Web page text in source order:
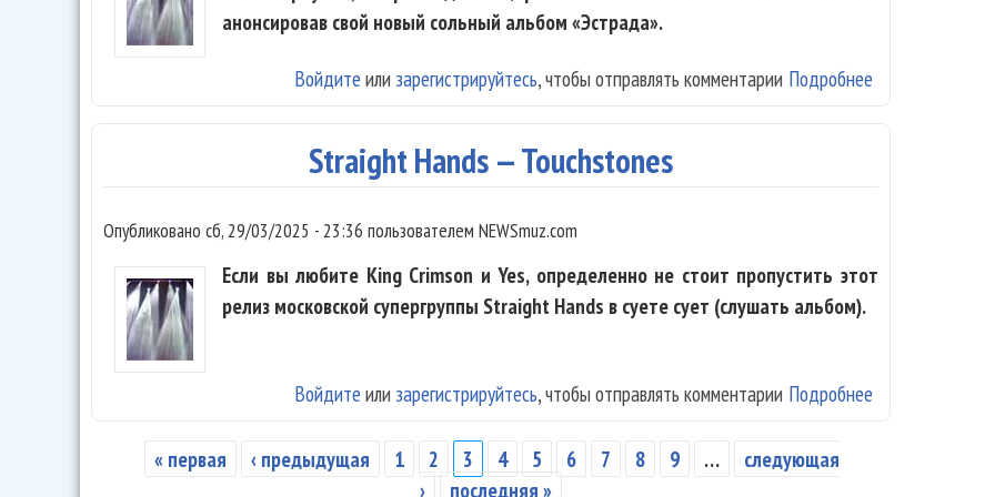
анонсировав свой новый сольный альбом «Эстрада».
Подробнее
Войдите или зарегистрируйтесь, чтобы отправлять комментарии
Straight Hands — Touchstones
Опубликовано сб, 29/03/2025 - 23:36 пользователем NEWSmuz.com
Если вы любите King Crimson и Yes, определенно не стоит пропустить этот
релиз московской супергруппы Straight Hands в суете сует (слушать альбом).
Подробнее
Войдите или зарегистрируйтесь, чтобы отправлять комментарии
« первая ‹ предыдущая 1 2 3 4 5 6 7 8 9 …
следующая
›
последняя »